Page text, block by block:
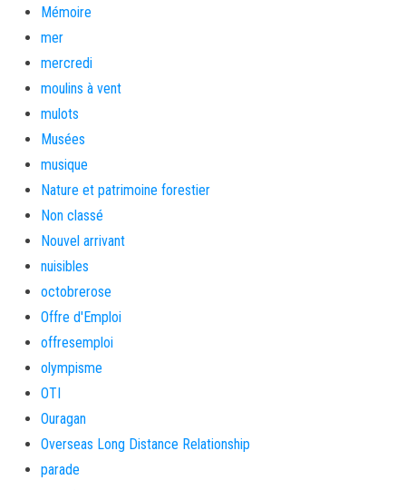
Mémoire
mer
mercredi
moulins à vent
mulots
Musées
musique
Nature et patrimoine forestier
Non classé
Nouvel arrivant
nuisibles
octobrerose
Offre d'Emploi
offresemploi
olympisme
OTI
Ouragan
Overseas Long Distance Relationship
parade